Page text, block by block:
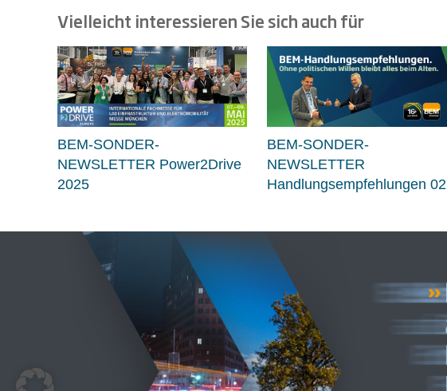
Vielleicht interessieren Sie sich auch für
BEM-SONDER-
NEWSLETTER Power2Drive
2025
BEM-SONDER-
NEWSLETTER
Handlungsempfehlungen 02